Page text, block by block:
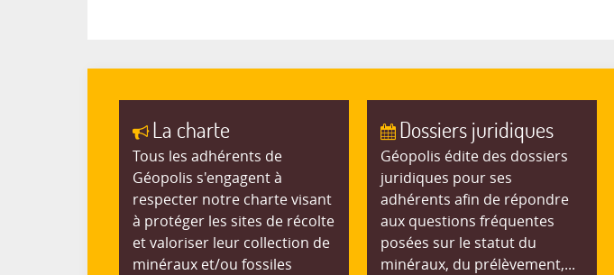
La charte
Tous les adhérents de
Géopolis s'engagent à
respecter notre charte visant
à protéger les sites de récolte
et valoriser leur collection de
minéraux et/ou fossiles
Dossiers juridiques
Géopolis édite des dossiers
juridiques pour ses
adhérents afin de répondre
aux questions fréquentes
posées sur le statut du
minéraux, du prélèvement,...